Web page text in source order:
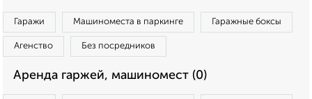
Гаражи Машиноместа в паркинге Гаражные боксы
Агенство Без посредников
Аренда гаржей, машиномест (0)